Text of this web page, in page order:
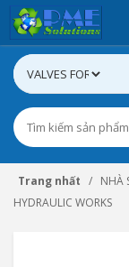
Trang nhất NHÀ
HYDRAULIC WORKS